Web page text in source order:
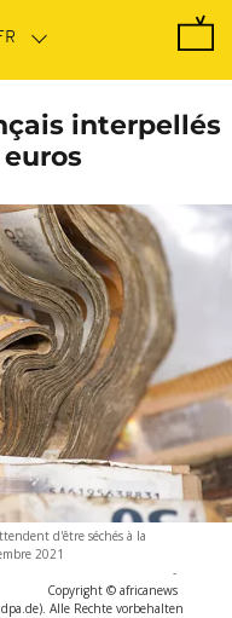
interpellés
d'être séchés à la
2021
-
Copyright © africanews
Alle Rechte vorbehalten